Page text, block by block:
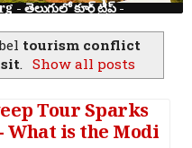
tourism conflict
. Show all posts
Tour Sparks
What is the Modi